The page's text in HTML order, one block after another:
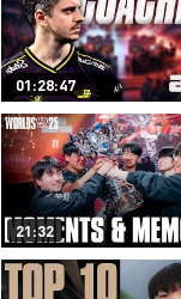
01:28:47
21:32